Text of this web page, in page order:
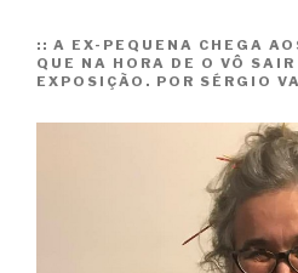
:: A EX-PEQUENA CHEGA
QUE NA HORA DE O VÔ
EXPOSIÇÃO. POR SÉRGIO